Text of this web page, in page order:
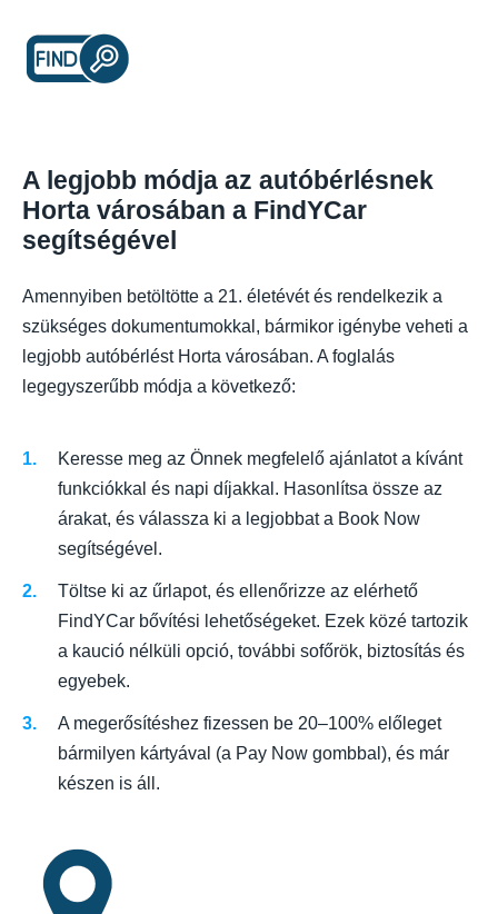
A legjobb módja az autóbérlésnek
Horta városában a FindYCar
segítségével
Amennyiben betöltötte a 21. életévét és rendelkezik a
szükséges dokumentumokkal, bármikor igénybe veheti a
legjobb autóbérlést Horta városában. A foglalás
legegyszerűbb módja a következő:
Keresse meg az Önnek megfelelő ajánlatot a kívánt
funkciókkal és napi díjakkal. Hasonlítsa össze az
árakat, és válassza ki a legjobbat a Book Now
segítségével.
Töltse ki az űrlapot, és ellenőrizze az elérhető
FindYCar bővítési lehetőségeket. Ezek közé tartozik
a kaució nélküli opció, további sofőrök, biztosítás és
egyebek.
A megerősítéshez fizessen be 20–100% előleget
bármilyen kártyával (a Pay Now gombbal), és már
készen is áll.